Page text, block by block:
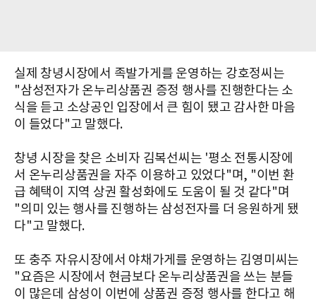
실제 창녕시장에서 족발가게를 운영하는 강호정씨는
"삼성전자가 온누리상품권 증정 행사를 진행한다는 소
식을 듣고 소상공인 입장에서 큰 힘이 됐고 감사한 마음
이 들었다"고 말했다.
창녕 시장을 찾은 소비자 김복선씨는 '평소 전통시장에
서 온누리상품권을 자주 이용하고 있었다"며, "이번 환
급 혜택이 지역 상권 활성화에도 도움이 될 것 같다"며
"의미 있는 행사를 진행하는 삼성전자를 더 응원하게 됐
다"고 말했다.
또 충주 자유시장에서 야채가게를 운영하는 김영미씨는
"요즘은 시장에서 현금보다 온누리상품권을 쓰는 분들
이 많은데 삼성이 이번에 상품권 증정 행사를 한다고 해